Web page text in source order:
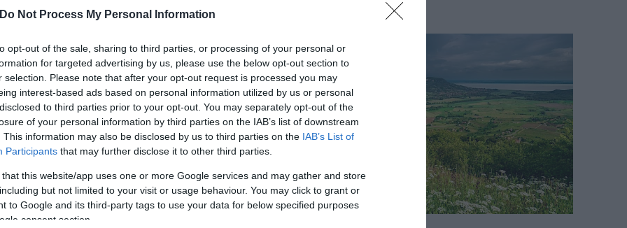
Do Not Process My Personal Information
opt-out of the sale, sharing to third parties, or processing of your personal or
for targeted advertising by us, please use the below opt-out section to
selection. Please note that after your opt-out request is processed you may
interest-based ads based on personal information utilized by us or personal
to third parties prior to your opt-out. You may separately opt-out of the
of your personal information by third parties on the IAB’s list of downstream
This information may also be disclosed by us to third parties on the IAB’s List of
Participants that may further disclose it to other third parties.
that this website/app uses one or more Google services and may gather and store
but not limited to your visit or usage behaviour. You may click to grant or
to Google and its third-party tags to use your data for below specified purposes
consent section.
évhez hasonlóan a Palatinus belépőárai idén
jegyek ára is változatlan.